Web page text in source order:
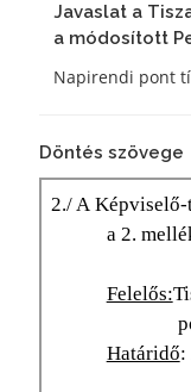
Javaslat a
a módosított
Napirendi pont
Döntés szövege